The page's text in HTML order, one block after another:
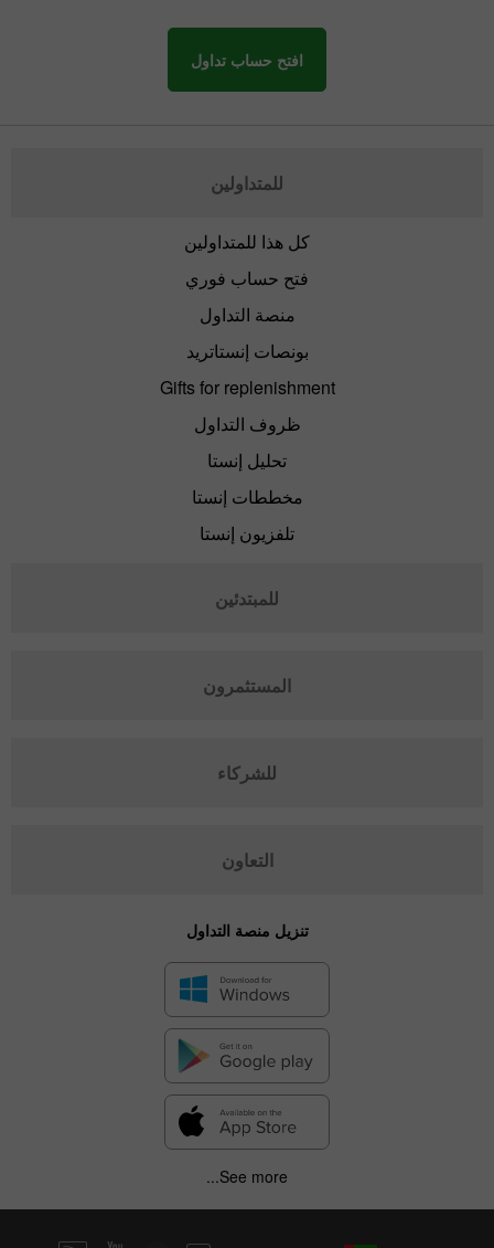
افتح حساب تداول
للمتداولين
كل هذا للمتداولين
فتح حساب فوري
منصة التداول
بونصات إنستاتريد
Gifts for replenishment
ظروف التداول
تحليل إنستا
مخططات إنستا
تلفزيون إنستا
للمبتدئين
المستثمرون
للشركاء
التعاون
تنزيل منصة التداول
See more...